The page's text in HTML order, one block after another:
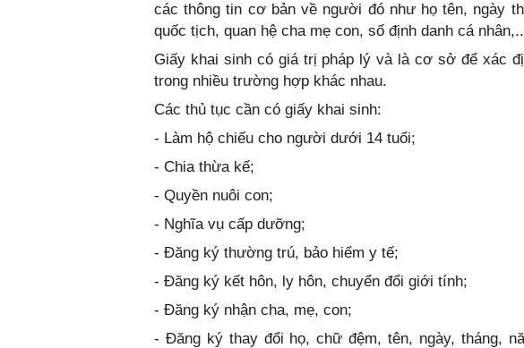
các thông tin cơ bản về người đó như họ tên, ngày
quốc tịch, quan hệ cha mẹ con, số định danh cá
Giấy khai sinh có giá trị pháp lý và là cơ sở để xác
trong nhiều trường hợp khác nhau.
Các thủ tục cần có giấy khai sinh:
- Làm hộ chiếu cho người dưới 14 tuổi;
- Chia thừa kế;
- Quyền nuôi con;
- Nghĩa vụ cấp dưỡng;
- Đăng ký thường trú, bảo hiểm y tế;
- Đăng ký kết hôn, ly hôn, chuyển đổi giới tính;
- Đăng ký nhận cha, mẹ, con;
- Đăng ký thay đổi họ, chữ đệm, tên, ngày, tháng,